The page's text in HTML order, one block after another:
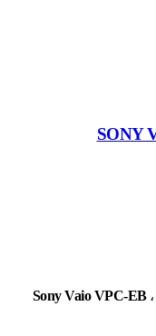
Sony Vaio VPC-EB ،